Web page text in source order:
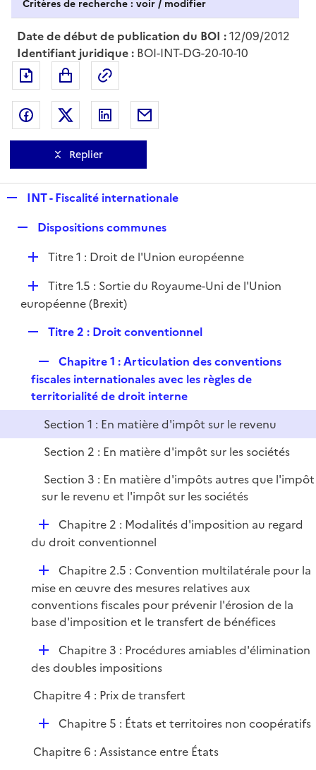
Critères de recherche : voir / modifier
Date de début de publication du BOI :12/09/2012
Identifiant juridique : BOI-INT-DG-20-10-10
Exporter le document au format pdf
Partager sur Facebook
Partager sur Twitter
Partager sur LinkedIn
Replier
p
r
INT - Fiscalité internationale
p
l
i
e
r
Dispositions communes
D
l
r
Titre 1 : Droit de l'Union européenne
D
é
r
Titre 1.5 : Sortie du Royaume-Uni de l'Union
européenne (Brexit)
p
l
i
e
r
Titre 2 : Droit conventionnel
e
p
l
i
Chapitre 1 : Articulation des conventions
fiscales internationales avec les règles de
territorialité de droit interne
Section 1 : En matière d'impôt sur le revenu
Section 2 : En matière d'impôt sur les sociétés
Section 3 : En matière d'impôts autres que l'impôt
sur le revenu et l'impôt sur les sociétés
D
é
i
e
r
Chapitre 2 : Modalités d'imposition au regard
du droit conventionnel
D
é
p
l
r
Chapitre 2.5 : Convention multilatérale pour la
mise en œuvre des mesures relatives aux
conventions fiscales pour prévenir l'érosion de la
base d'imposition et le transfert de bénéfices
D
é
l
r
Chapitre 3 : Procédures amiables d'élimination
des doubles impositions
Chapitre 4 : Prix de transfert
D
p
Chapitre 5 : États et territoires non coopératifs
Chapitre 6 : Assistance entre États